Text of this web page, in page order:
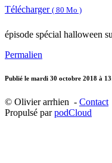
Télécharger ( 80 Mo )
épisode spécial halloween
Permalien
Publié le mardi 30 octobre 2018 à
© Olivier arrhien - Contact
Propulsé parpodCloud